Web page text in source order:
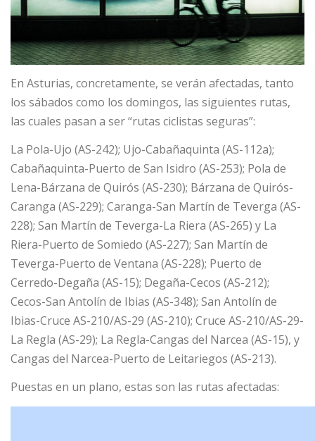
En Asturias, concretamente, se verán afectadas, tanto
los sábados como los domingos, las siguientes rutas,
las cuales pasan a ser “rutas ciclistas seguras”:
La Pola-Ujo (AS-242); Ujo-Cabañaquinta (AS-112a);
Cabañaquinta-Puerto de San Isidro (AS-253); Pola de
Lena-Bárzana de Quirós (AS-230); Bárzana de Quirós-
Caranga (AS-229); Caranga-San Martín de Teverga (AS-
228); San Martín de Teverga-La Riera (AS-265) y La
Riera-Puerto de Somiedo (AS-227); San Martín de
Teverga-Puerto de Ventana (AS-228); Puerto de
Cerredo-Degaña (AS-15); Degaña-Cecos (AS-212);
Cecos-San Antolín de Ibias (AS-348); San Antolín de
Ibias-Cruce AS-210/AS-29 (AS-210); Cruce AS-210/AS-29-
La Regla (AS-29); La Regla-Cangas del Narcea (AS-15), y
Cangas del Narcea-Puerto de Leitariegos (AS-213).
Puestas en un plano, estas son las rutas afectadas: